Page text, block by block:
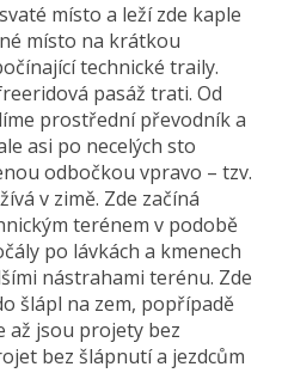
místo a leží zde kaple
místo na krátkou
technické traily.
pasáž trati. Od
prostřední převodník a
asi po necelých sto
odbočkou vpravo – tzv.
v zimě. Zde začíná
terénem v podobě
po lávkách a kmenech
nástrahami terénu. Zde
šlápl na zem, popřípadě
až jsou projety bez
bez šlápnutí a jezdcům